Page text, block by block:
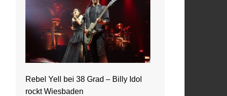
Rebel Yell bei 38 Grad – Billy Idol
rockt Wiesbaden